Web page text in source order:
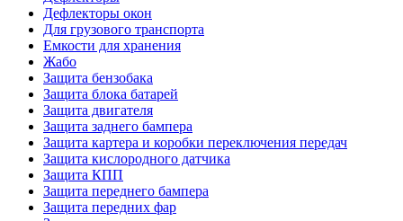
Дефлекторы окон
Для грузового транспорта
Емкости для хранения
Жабо
Защита бензобака
Защита блока батарей
Защита двигателя
Защита заднего бампера
Защита картера и коробки переключения передач
Защита кислородного датчика
Защита КПП
Защита переднего бампера
Защита передних фар